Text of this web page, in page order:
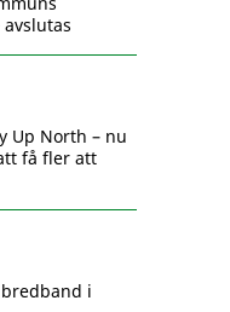
Up North – nu
få fler att
i